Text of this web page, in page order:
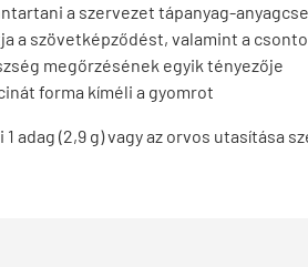
a szervezet tápanyag-
a szövetképződést, valamint a
megőrzésének egyik tényezője
forma kíméli a gyomrot
1 adag (2,9 g) vagy az orvos utasítása